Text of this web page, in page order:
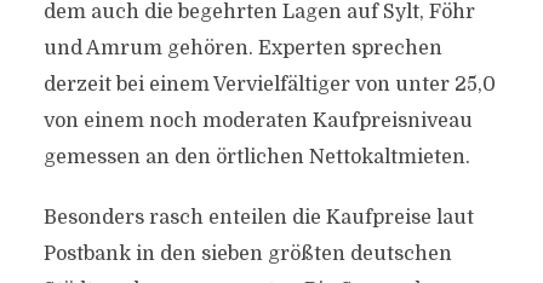
dem auch die begehrten Lagen auf Sylt, Föhr
und Amrum gehören. Experten sprechen
derzeit bei einem Vervielfältiger von unter 25,0
von einem noch moderaten Kaufpreisniveau
gemessen an den örtlichen Nettokaltmieten.
Besonders rasch enteilen die Kaufpreise laut
Postbank in den sieben größten deutschen